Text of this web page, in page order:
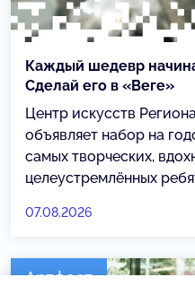
Каждый шедевр
Сделай его в «Веге»
Центр искусств
объявляет набор на
самых творческих,
целеустремлённых
07.08.2026
Артфест